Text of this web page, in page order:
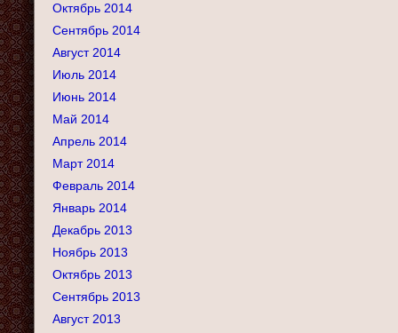
Октябрь 2014
Сентябрь 2014
Август 2014
Июль 2014
Июнь 2014
Май 2014
Апрель 2014
Март 2014
Февраль 2014
Январь 2014
Декабрь 2013
Ноябрь 2013
Октябрь 2013
Сентябрь 2013
Август 2013